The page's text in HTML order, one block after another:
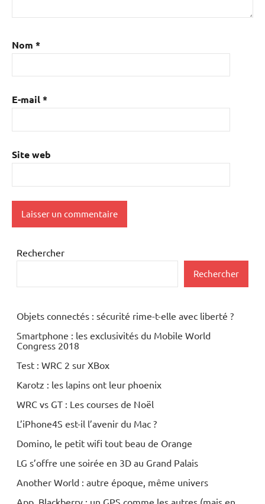
Nom *
E-mail*
Site web
Rechercher
Rechercher
Objets connectés : sécurité rime-t-elle avec liberté ?
Smartphone : les exclusivités du Mobile World
Congress 2018
Test : WRC 2 sur XBox
Karotz : les lapins ont leur phoenix
WRC vs GT : Les courses de Noël
L’iPhone4S est-il l’avenir du Mac ?
Domino, le petit wifi tout beau de Orange
LG s’offre une soirée en 3D au Grand Palais
Another World : autre époque, même univers
App. Blackberry : un GPS comme les autres (mais en